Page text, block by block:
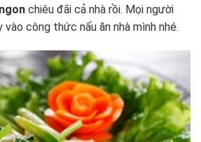
chiêu đãi cả nhà rồi. Mọi người
vào công thức nấu ăn nhà mình nhé.